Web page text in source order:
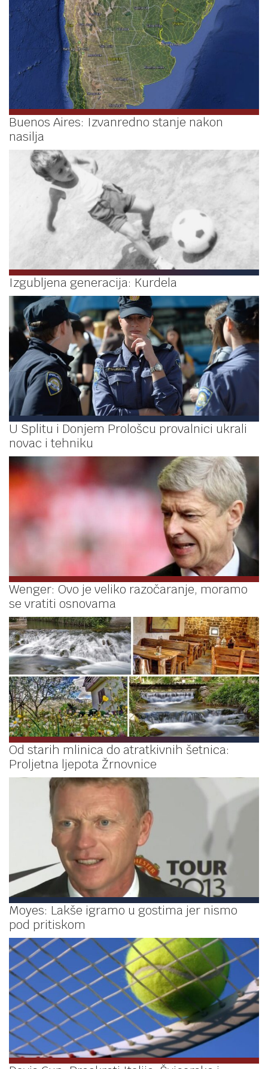
Buenos Aires: Izvanredno stanje nakon
nasilja
Izgubljena generacija: Kurdela
U Splitu i Donjem Prološcu provalnici ukrali
novac i tehniku
Wenger: Ovo je veliko razočaranje, moramo
se vratiti osnovama
Od starih mlinica do atratkivnih šetnica:
Proljetna ljepota Žrnovnice
Moyes: Lakše igramo u gostima jer nismo
pod pritiskom